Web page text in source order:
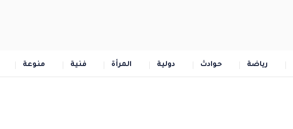
رياضة حوادث دولية المرأة فنية منوعة